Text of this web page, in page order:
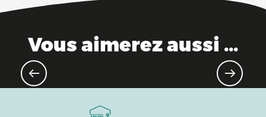
Vous aimerez aussi ...